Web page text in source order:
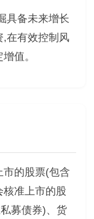
具备未来增长
,在有效控制风
值。
市的股票(包含
核准上市的股
募债券)、货